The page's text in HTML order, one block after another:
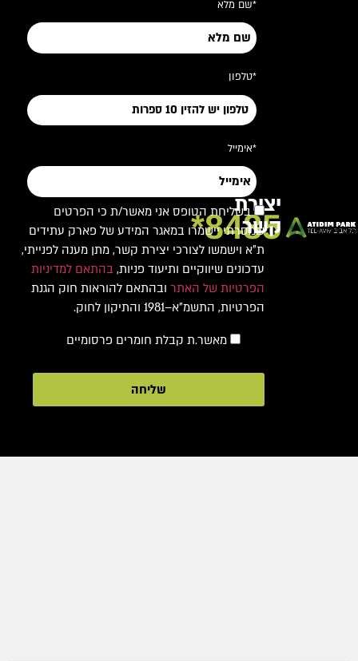
8485*
יצירת
קשר
*שם מלא
*טלפון
*אימייל
בשליחת הטופס אני מאשר/ת כי הפרטים
שמסרתי יישמרו במאגר המידע של פארק עתידים
ת"א וישמשו לצורכי יצירת קשר, מתן מענה לפנייתי,
עדכונים שיווקיים ותיעוד פניות, בהתאם למדיניות
הפרטיות של האתרובהתאם להוראות חוק הגנת
הפרטיות, התשמ"א–1981 והתיקון לחוק.
מאשר.ת קבלת חומרים פרסומיים
שליחה